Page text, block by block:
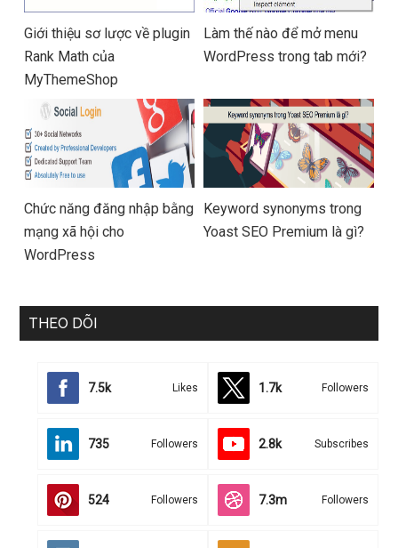
Giới thiệu sơ lược về plugin
Rank Math của
MyThemeShop
Làm thế nào để mở menu
WordPress trong tab mới?
Chức năng đăng nhập bằng
mạng xã hội cho
WordPress
Keyword synonyms trong
Yoast SEO Premium là gì?
THEO DÕI
7.5k Likes 1.7k Followers
735 Followers 2.8k Subscribes
524 Followers 7.3m Followers